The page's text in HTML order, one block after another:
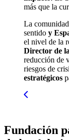
más que la
La
sentido y
el nivel de la
Director de
reducción de
riesgos de
estratégicos
Fundación